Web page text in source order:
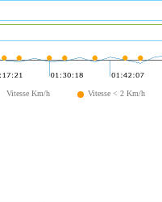
Vitesse Km/h Vitesse < 2 Km/h